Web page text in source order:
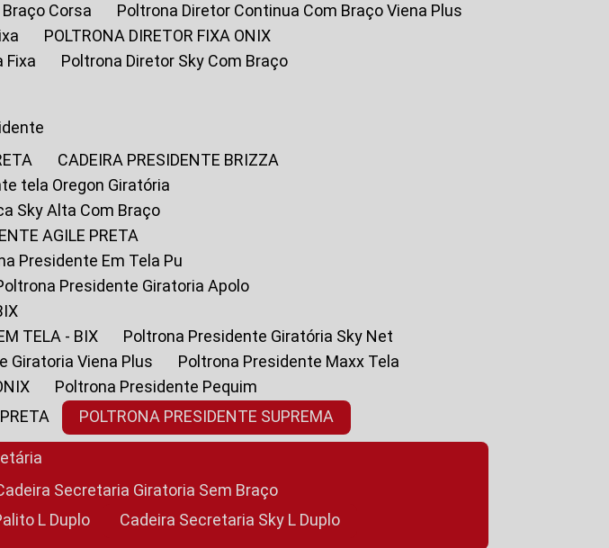
Corsa
Poltrona Diretor Continua Com Braço Viena Plus
POLTRONA DIRETOR FIXA ONIX
Fixa
Poltrona Diretor Sky Com Braço
CADEIRA PRESIDENTE BRIZZA
tela Oregon Giratória
Sky Alta Com Braço
AGILE PRETA
Presidente Em Tela Pu
Poltrona Presidente Giratoria Apolo
TELA - BIX
Poltrona Presidente Giratória Sky Net
Giratoria Viena Plus
Poltrona Presidente Maxx Tela
Poltrona Presidente Pequim
POLTRONA PRESIDENTE SUPREMA
Cadeira Secretaria Giratoria Sem Braço
L Duplo Cadeira Secretaria Sky L Duplo